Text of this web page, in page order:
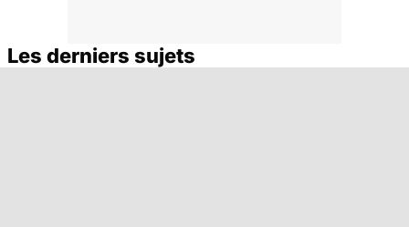
Les derniers sujets